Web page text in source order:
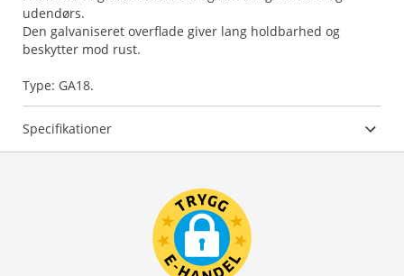
udendørs.
Den galvaniseret overflade giver lang holdbarhed og
beskytter mod rust.
Type: GA18.
Specifikationer